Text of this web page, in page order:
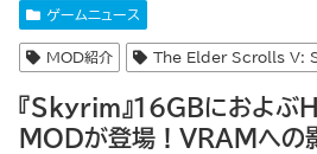
ゲームニュース
MOD紹介 The Elder Scrolls V:
『Skyrim』16GBにおよぶ
MODが登場！VRAMへの